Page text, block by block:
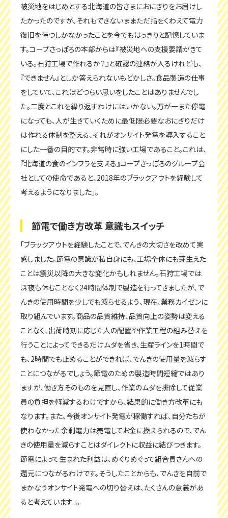
被災地をはじめとする北海道の皆さまにおにぎりをお届けし
たかったのですが、それもできないままただ指をくわえて電力
復旧を待つしかなかったことを今でもはっきりと記憶していま
す。コープさっぽろの本部からは『被災地への支援要請がきて
いる。石狩工場で作れるか？』と確認の連絡が入るけれども、
『できません』としか答えられないもどかしさ。食品製造の仕事
をしていて、これほどつらい思いをしたことはありませんでし
た。二度とこれを繰り返すわけにはいかない。万が一また停電
になっても、人が生きていくために最低限必要なおにぎりだけ
は作れる体制を整える、それがオンサイト発電を導入すること
にした一番の目的です。非常時に強い工場であること。これは、
『北海道の食のインフラを支える』コープさっぽろのグループ会
社としての使命であると、2018年のブラックアウトを経験して
考えるようになりました」。
節電で働き方改革 意識もスイッチ
「ブラックアウトを経験したことで、でんきの大切さを改めて実
感しました。節電の意識が私自身にも、工場全体にも芽生えた
ことは震災以降の大きな変化かもしれません。石狩工場では
深夜も休むことなく24時間体制で製造を行ってきましたが、で
んきの使用時間を少しでも減らせるよう、現在、業務カイゼンに
取り組んでいます。商品の品質維持、品質向上の姿勢は変える
ことなく、出荷時刻に応じた人の配置や作業工程の組み替えを
行うことによってできるだけムダを省き、生産ラインを1時間で
も、2時間でも止めることができれば、でんきの使用量を減らす
ことにつながるでしょう。節電のための製造時間短縮ではあり
ますが、働き方そのものを見直し、作業のムダを排除して従業
員の負担を軽減するわけですから、結果的に働き方改革にも
なります。また、今後オンサイト発電が稼働すれば、自分たちが
使わなかった余剰電力は売電してお金に換えられるので、でん
きの使用量を減らすことはダイレクトに収益に結びつきます。
節電によって生まれた利益は、めぐりめぐって組合員さんへの
還元につながるわけです。そうしたことからも、でんきを自前で
まかなうオンサイト発電への切り替えは、たくさんの意義があ
ると考えています」。